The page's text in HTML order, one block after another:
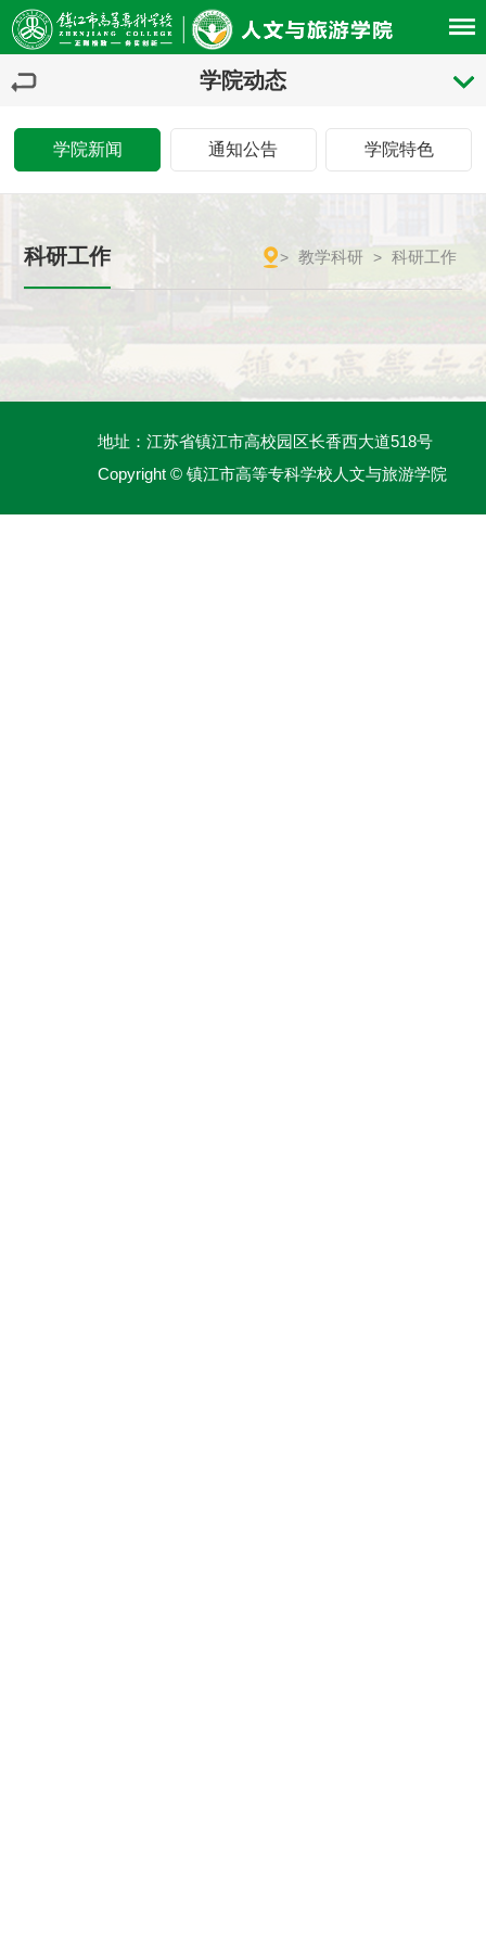
学院动态
学院新闻 通知公告 学院特色
科研工作 > 教学科研 > 科研工作
地址：江苏省镇江市高校园区长香西大道518号
Copyright © 镇江市高等专科学校人文与旅游学院